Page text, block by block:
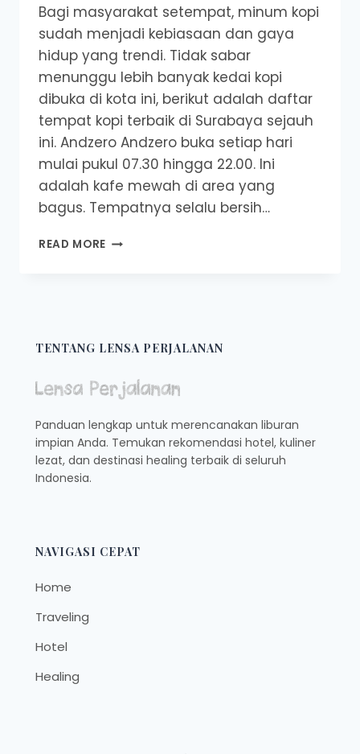
Bagi masyarakat setempat, minum kopi
sudah menjadi kebiasaan dan gaya
hidup yang trendi. Tidak sabar
menunggu lebih banyak kedai kopi
dibuka di kota ini, berikut adalah daftar
tempat kopi terbaik di Surabaya sejauh
ini. Andzero Andzero buka setiap hari
mulai pukul 07.30 hingga 22.00. Ini
adalah kafe mewah di area yang
bagus. Tempatnya selalu bersih…
READ MORE 10
ESTETIK
SURABAYA
TENTANG LENSA PERJALANAN
Panduan lengkap untuk merencanakan liburan
impian Anda. Temukan rekomendasi hotel, kuliner
lezat, dan destinasi healing terbaik di seluruh
Indonesia.
NAVIGASI CEPAT
Home
Traveling
Hotel
Healing